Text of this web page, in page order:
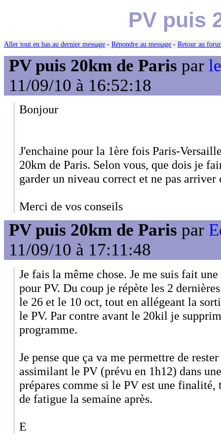
PV puis
Aller tout en bas au dernier message - Répondre au message - Retour au
PV puis 20km de Paris par
11/09/10 à 16:52:18
Bonjour
J'enchaine pour la 1ère fois Paris-
20km de Paris. Selon vous, que dois je
garder un niveau correct et ne pas
Merci de vos conseils
PV puis 20km de Paris par
11/09/10 à 17:11:48
Je fais la même chose. Je me suis fait
pour PV. Du coup je répète les 2
le 26 et le 10 oct, tout en allégeant la
le PV. Par contre avant le 20kil je
programme.
Je pense que ça va me permettre de
assimilant le PV (prévu en 1h12) dans
prépares comme si le PV est une finalité,
de fatigue la semaine après.
E